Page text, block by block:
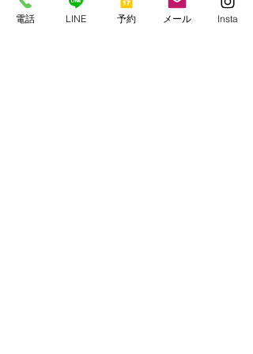
https://www.kmcscuba1977.com/
電話 LINE 予約 メール Insta